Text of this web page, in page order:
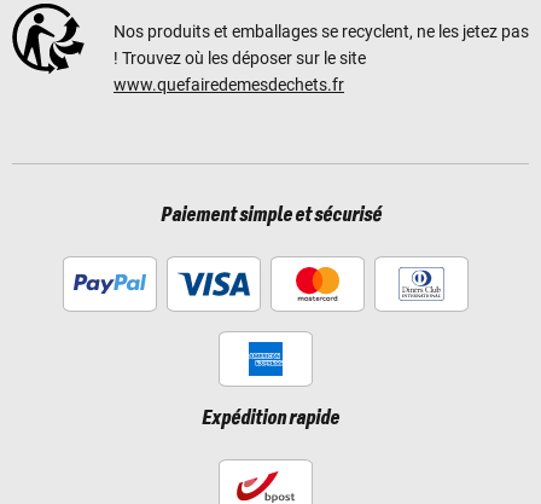
Nos produits et emballages se recyclent, ne les jetez pas
! Trouvez où les déposer sur le site
www.quefairedemesdechets.fr
Paiement simple et sécurisé
Expédition rapide